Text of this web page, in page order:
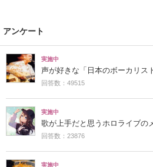
アンケート
実施中
声が好きな「日本のボーカリス
回答数：49515
実施中
歌が上手だと思うホロライブの
回答数：23876
実施中